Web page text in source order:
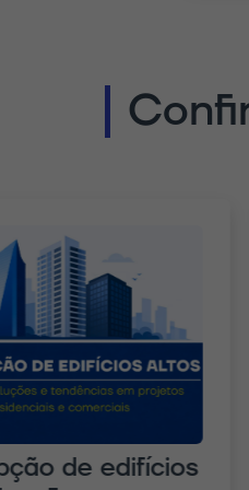
edifícios